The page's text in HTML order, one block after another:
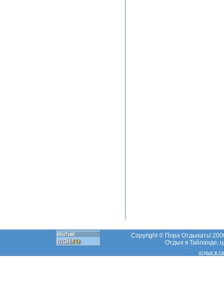
Copyright © Пора Отдыхать!
Отдых в Тайланде,
отдых в